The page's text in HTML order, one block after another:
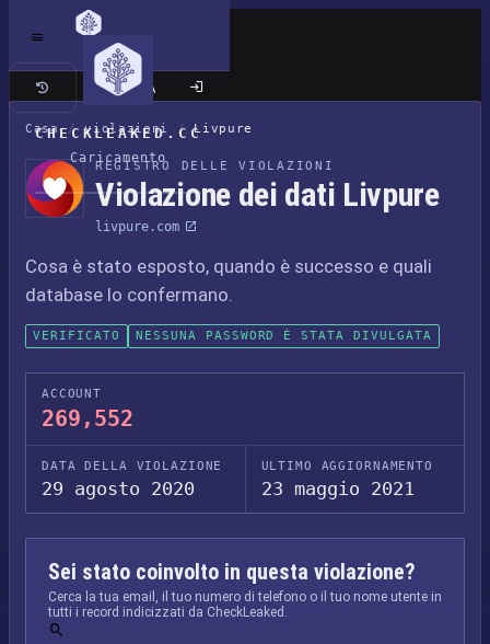
CHECKLEAKED.CC
Caricamento
Sito classico
Casa / violazioni / Livpure
REGISTRO DELLE VIOLAZIONI
Violazione dei dati Livpure
livpure.com
Cosa è stato esposto, quando è successo e quali
database lo confermano.
VERIFICATO NESSUNA PASSWORD È STATA DIVULGATA
ACCOUNT
269,552
DATA DELLA VIOLAZIONE
29 agosto 2020
ULTIMO AGGIORNAMENTO
23 maggio 2021
Sei stato coinvolto in questa violazione?
Cerca la tua email, il tuo numero di telefono o il tuo nome utente in
tutti i record indicizzati da CheckLeaked.